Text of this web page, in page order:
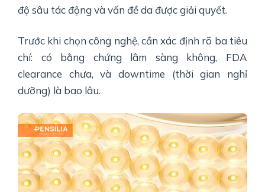
độ sâu tác động và vấn đề da được giải quyết.
Trước khi chọn công nghệ, cần xác định rõ ba tiêu
chí: có bằng chứng lâm sàng không, FDA
clearance chưa, và downtime (thời gian nghỉ
dưỡng) là bao lâu.